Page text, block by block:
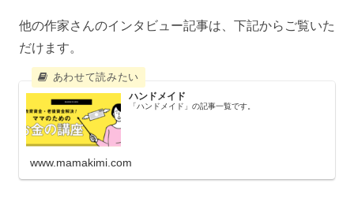
他の作家さんのインタビュー記事は、下記からご覧いた
だけます。
ハンドメイド
「ハンドメイド」の記事一覧です。
www.mamakimi.com